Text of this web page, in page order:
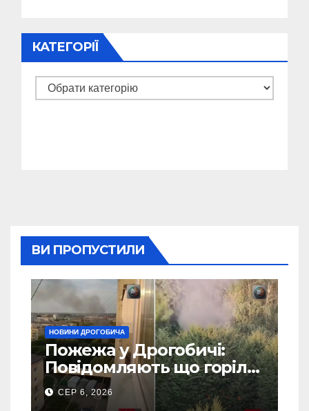
КАТЕГОРІЇ
Категорії
ВИ ПРОПУСТИЛИ
НОВИНИ ДРОГОБИЧА
Пожежа у Дрогобичі:
Повідомляють що горіло
5 гаражів (Відео)
СЕР 6, 2026